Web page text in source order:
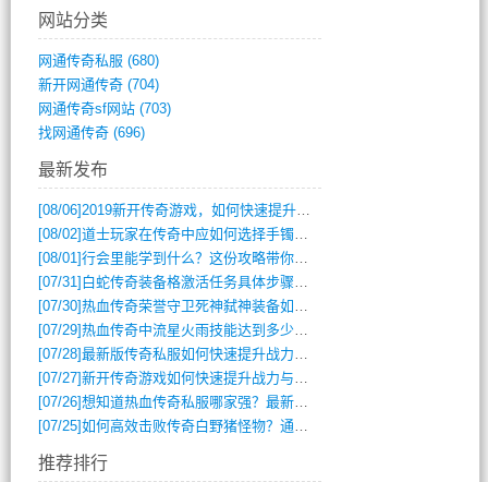
网站分类
网通传奇私服 (680)
新开网通传奇(704)
网通传奇sf网站(703)
找网通传奇(696)
最新发布
[08/06]2019新开传奇游戏，如何快速提升角色等级？
[08/02]道士玩家在传奇中应如何选择手镯装备？
[08/01]行会里能学到什么？这份攻略带你全掌握
[07/31] 白蛇传奇装备格激活任务具体步骤是什么？如何完成？
[07/30]热血传奇荣誉守卫死神弑神装备如何获取与佩戴攻略？
[07/29]热血传奇中流星火雨技能达到多少级可以开始练装备？
[07/28]最新版传奇私服如何快速提升战力与获取稀有装备？
[07/27]新开传奇游戏如何快速提升战力与获取稀有装备？
[07/26]想知道热血传奇私服哪家强？最新排行榜攻略全解析
[07/25]如何高效击败传奇白野猪怪物？通关技巧全解析
推荐排行